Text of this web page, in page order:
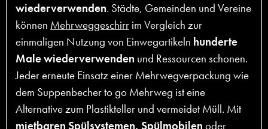
wiederverwenden. Städte, Gemeinden und Vereine
können Mehrweggeschirr im Vergleich zur
einmaligen Nutzung von Einwegartikeln hunderte
Male wiederverwenden und Ressourcen schonen.
Jeder erneute Einsatz einer Mehrwegverpackung wie
dem Suppenbecher to go Mehrweg ist eine
Alternative zum Plastikteller und vermeidet Müll. Mit
mietbaren Spülsystemen, Spülmobilen oder